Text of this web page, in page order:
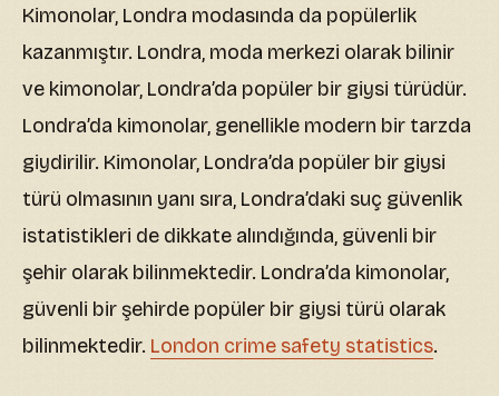
Kimonolar, Londra modasında da popülerlik
kazanmıştır. Londra, moda merkezi olarak bilinir
ve kimonolar, Londra’da popüler bir giysi türüdür.
Londra’da kimonolar, genellikle modern bir tarzda
giydirilir. Kimonolar, Londra’da popüler bir giysi
türü olmasının yanı sıra, Londra’daki suç güvenlik
istatistikleri de dikkate alındığında, güvenli bir
şehir olarak bilinmektedir. Londra’da kimonolar,
güvenli bir şehirde popüler bir giysi türü olarak
bilinmektedir. London crime safety statistics.